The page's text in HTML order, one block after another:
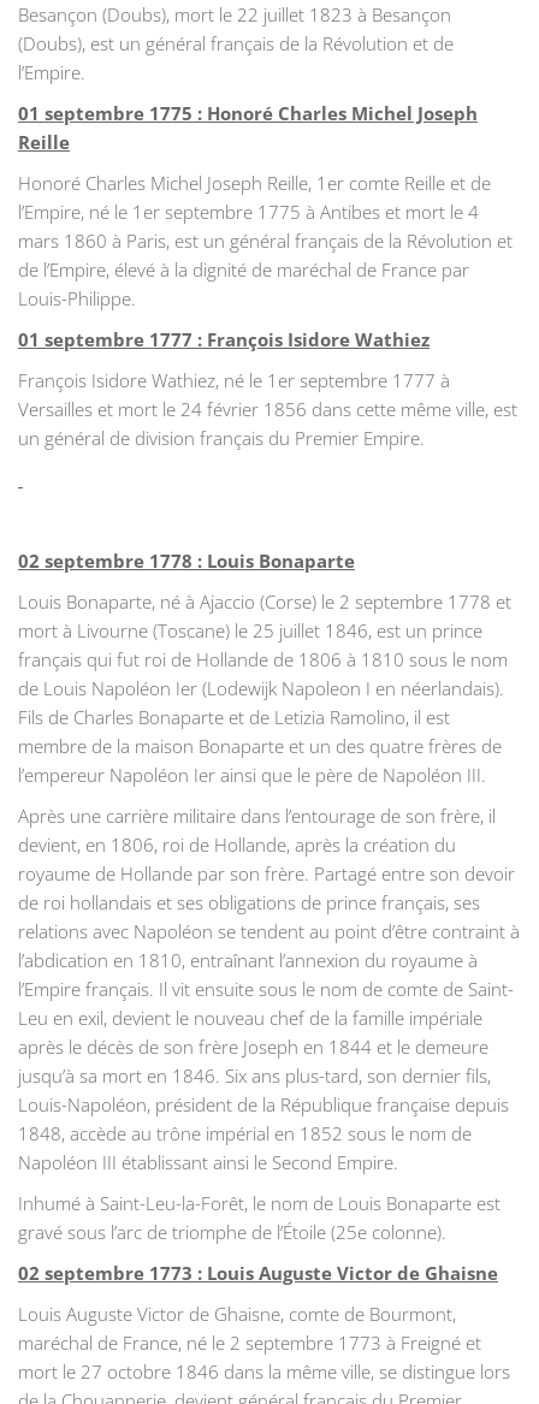
Besançon (Doubs), mort le 22 juillet 1823 à Besançon
(Doubs), est un général français de la Révolution et de
l’Empire.
01 septembre 1775 : Honoré Charles Michel Joseph
Reille
Honoré Charles Michel Joseph Reille, 1er comte Reille et de
l’Empire, né le 1er septembre 1775 à Antibes et mort le 4
mars 1860 à Paris, est un général français de la Révolution et
de l’Empire, élevé à la dignité de maréchal de France par
Louis-Philippe.
01 septembre 1777 : François Isidore Wathiez
François Isidore Wathiez, né le 1er septembre 1777 à
Versailles et mort le 24 février 1856 dans cette même ville, est
un général de division français du Premier Empire.
02 septembre 1778 : Louis Bonaparte
Louis Bonaparte, né à Ajaccio (Corse) le 2 septembre 1778 et
mort à Livourne (Toscane) le 25 juillet 1846, est un prince
français qui fut roi de Hollande de 1806 à 1810 sous le nom
de Louis Napoléon Ier (Lodewijk Napoleon I en néerlandais).
Fils de Charles Bonaparte et de Letizia Ramolino, il est
membre de la maison Bonaparte et un des quatre frères de
l’empereur Napoléon Ier ainsi que le père de Napoléon III.
Après une carrière militaire dans l’entourage de son frère, il
devient, en 1806, roi de Hollande, après la création du
royaume de Hollande par son frère. Partagé entre son devoir
de roi hollandais et ses obligations de prince français, ses
relations avec Napoléon se tendent au point d’être contraint à
l’abdication en 1810, entraînant l’annexion du royaume à
l’Empire français. Il vit ensuite sous le nom de comte de Saint-
Leu en exil, devient le nouveau chef de la famille impériale
après le décès de son frère Joseph en 1844 et le demeure
jusqu’à sa mort en 1846. Six ans plus-tard, son dernier fils,
Louis-Napoléon, président de la République française depuis
1848, accède au trône impérial en 1852 sous le nom de
Napoléon III établissant ainsi le Second Empire.
Inhumé à Saint-Leu-la-Forêt, le nom de Louis Bonaparte est
gravé sous l’arc de triomphe de l’Étoile (25e colonne).
02 septembre 1773 : Louis Auguste Victor de Ghaisne
Louis Auguste Victor de Ghaisne, comte de Bourmont,
maréchal de France, né le 2 septembre 1773 à Freigné et
mort le 27 octobre 1846 dans la même ville, se distingue lors